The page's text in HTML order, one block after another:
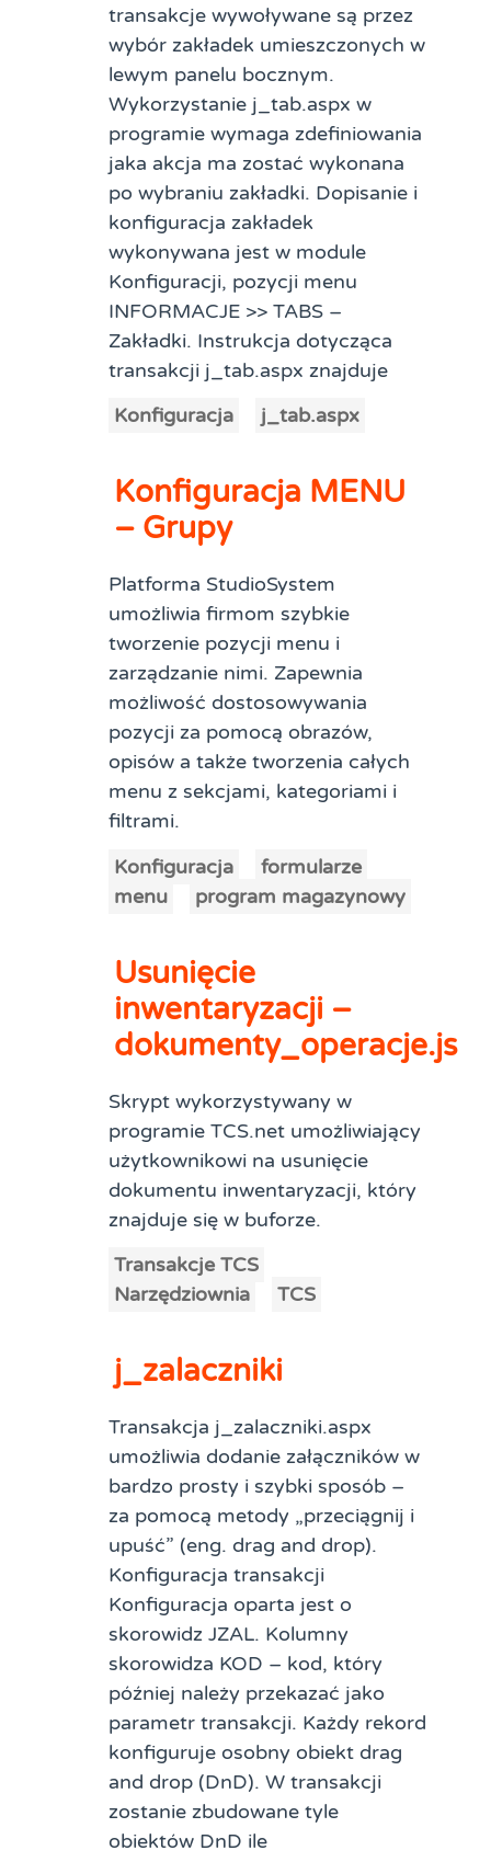
transakcje wywoływane są przez
wybór zakładek umieszczonych w
lewym panelu bocznym.
Wykorzystanie j_tab.aspx w
programie wymaga zdefiniowania
jaka akcja ma zostać wykonana
po wybraniu zakładki. Dopisanie i
konfiguracja zakładek
wykonywana jest w module
Konfiguracji, pozycji menu
INFORMACJE >> TABS –
Zakładki. Instrukcja dotycząca
transakcji j_tab.aspx znajduje
Konfiguracja
j_tab.aspx
Konfiguracja MENU
– Grupy
Platforma StudioSystem
umożliwia firmom szybkie
tworzenie pozycji menu i
zarządzanie nimi. Zapewnia
możliwość dostosowywania
pozycji za pomocą obrazów,
opisów a także tworzenia całych
menu z sekcjami, kategoriami i
filtrami.
Konfiguracja
formularze
menu
program magazynowy
Usunięcie
inwentaryzacji –
dokumenty_operacje.js
Skrypt wykorzystywany w
programie TCS.net umożliwiający
użytkownikowi na usunięcie
dokumentu inwentaryzacji, który
znajduje się w buforze.
Transakcje TCS
Narzędziownia
TCS
j_zalaczniki
Transakcja j_zalaczniki.aspx
umożliwia dodanie załączników w
bardzo prosty i szybki sposób –
za pomocą metody „przeciągnij i
upuść” (eng. drag and drop).
Konfiguracja transakcji
Konfiguracja oparta jest o
skorowidz JZAL. Kolumny
skorowidza KOD – kod, który
później należy przekazać jako
parametr transakcji. Każdy rekord
konfiguruje osobny obiekt drag
and drop (DnD). W transakcji
zostanie zbudowane tyle
obiektów DnD ile